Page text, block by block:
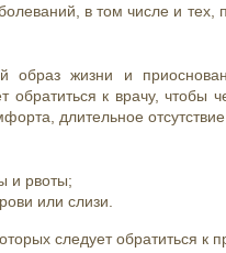
в том числе и тех,
образ жизни и
обратиться к врачу,
длительное
и рвоты;
или слизи.
следует обратиться к